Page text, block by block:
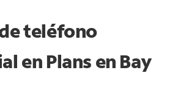
teléfono
en Plans en Bay